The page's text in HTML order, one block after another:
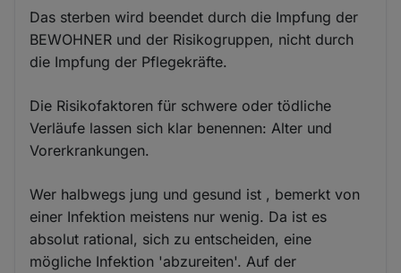
Das sterben wird beendet durch die Impfung der
BEWOHNER und der Risikogruppen, nicht durch
die Impfung der Pflegekräfte.
Die Risikofaktoren für schwere oder tödliche
Verläufe lassen sich klar benennen: Alter und
Vorerkrankungen.
Wer halbwegs jung und gesund ist , bemerkt von
einer Infektion meistens nur wenig. Da ist es
absolut rational, sich zu entscheiden, eine
mögliche Infektion 'abzureiten'. Auf der